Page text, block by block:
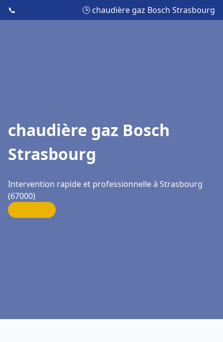
📞 🕒 chaudière gaz Bosch Strasbourg
chaudière gaz Bosch
Strasbourg
Intervention rapide et professionnelle à Strasbourg
(67000)